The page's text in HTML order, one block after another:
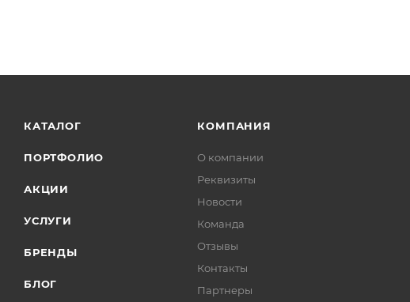
КАТАЛОГ
ПОРТФОЛИО
АКЦИИ
УСЛУГИ
БРЕНДЫ
БЛОГ
КОМПАНИЯ
О компании
Реквизиты
Новости
Команда
Отзывы
Контакты
Партнеры